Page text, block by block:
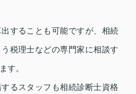
することも可能ですが、相続
税理士などの専門家に相談す
す。
るスタッフも相続診断士資格